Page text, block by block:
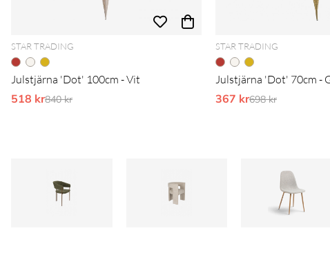
STAR TRADING
Julstjärna 'Dot' 100cm - Vit
518 krOrdinarie pris:
840 kr
STAR TRADING
Julstjärna 'Dot' 70cm -
367 krOrdinarie pris:
698 kr